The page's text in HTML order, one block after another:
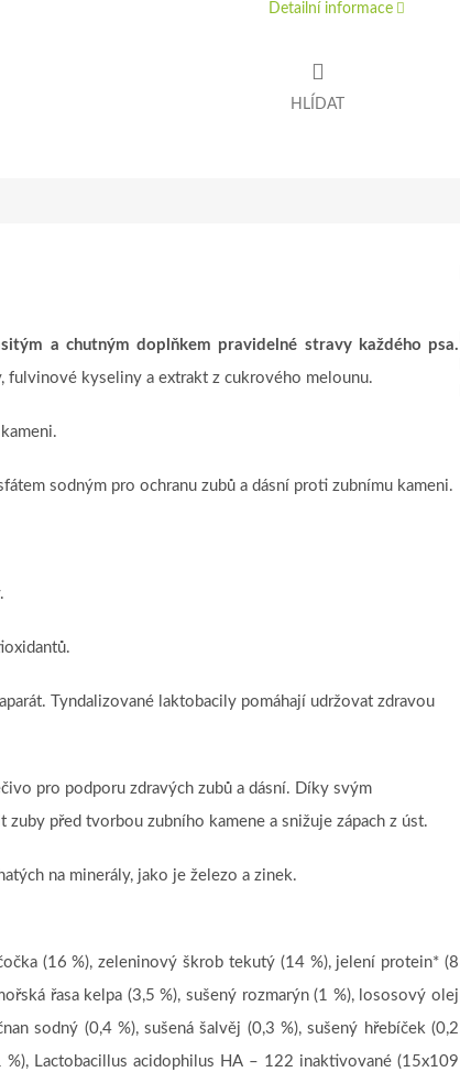
Detailní informace
HLÍDAT
a chutným doplňkem pravidelné stravy každého psa.
kyseliny a extrakt z cukrového melounu.
sodným pro ochranu zubů a dásní proti zubnímu kameni.
Tyndalizované laktobacily pomáhají udržovat zdravou
pro podporu zdravých zubů a dásní. Díky svým
před tvorbou zubního kamene a snižuje zápach z úst.
na minerály, jako je železo a zinek.
(16 %), zeleninový škrob tekutý (14 %), jelení protein* (8
řasa kelpa (3,5 %), sušený rozmarýn (1 %), lososový olej
sodný (0,4 %), sušená šalvěj (0,3 %), sušený hřebíček (0,2
Lactobacillus acidophilus HA – 122 inaktivované (15x109